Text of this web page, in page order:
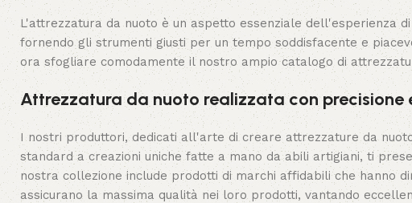
L'attrezzatura da nuoto è un aspetto essenziale dell'esperienza
fornendo gli strumenti giusti per un tempo soddisfacente e
ora sfogliare comodamente il nostro ampio catalogo di
Attrezzatura da nuoto realizzata con precisione
I nostri produttori, dedicati all'arte di creare attrezzature da
standard a creazioni uniche fatte a mano da abili artigiani, ti
nostra collezione include prodotti di marchi affidabili che hanno
assicurano la massima qualità nei loro prodotti, vantando